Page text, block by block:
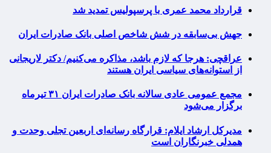
قرارداد محمد عمری با پرسپولیس تمدید شد
جهش بی‌سابقه در شش شاخص اصلی بانک صادرات ایران
عراقچی: هرجا که لازم باشد، مذاکره می‌کنیم/ دکتر لاریجانی
از استوانه‌های سیاسی ایران هستند
مجمع عمومی عادی سالانه بانک صادرات ایران ۳۱ تیرماه
برگزار می‌شود
مدیرکل ارشاد ایلام: قرارگاه رسانه‌ای اربعین تجلی وحدت و
همدلی خبرنگاران است